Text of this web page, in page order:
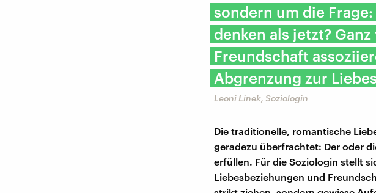
sondern um die
denken als jetzt?
Freundschaft
Abgrenzung zur
Leoni Linek, Soziologin
Die traditionelle, romantische
geradezu überfrachtet: Der oder
erfüllen. Für die Soziologin stellt
Liebesbeziehungen und